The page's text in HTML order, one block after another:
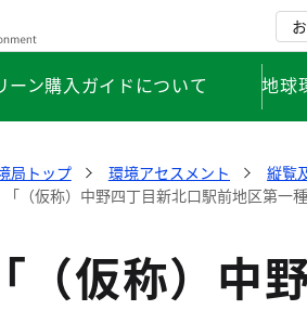
ーン購入ガイドについて 地球
局トップ 環境アセスメント 縦覧
「（仮称）中野四丁目新北口駅前地区第一
「（仮称）中